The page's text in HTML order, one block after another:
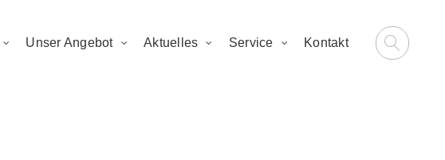
Unser Angebot Aktuelles Service Kontakt